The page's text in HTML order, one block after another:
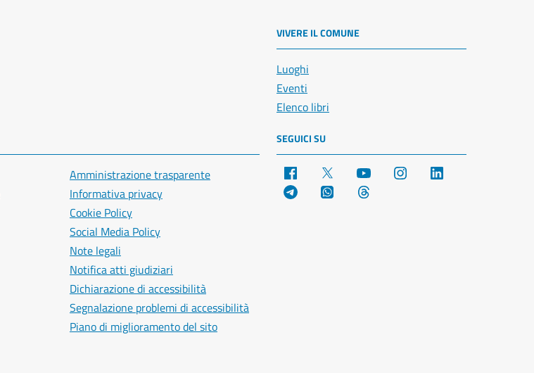
VIVERE IL COMUNE
Luoghi
Eventi
Elenco libri
Amministrazione trasparente
Informativa privacy
Cookie Policy
Social Media Policy
Note legali
Notifica atti giudiziari
Dichiarazione di accessibilità
Segnalazione problemi di accessibilità
Piano di miglioramento del sito
SEGUICI SU
Facebook YouTube Instagram
Telegram WhatsApp